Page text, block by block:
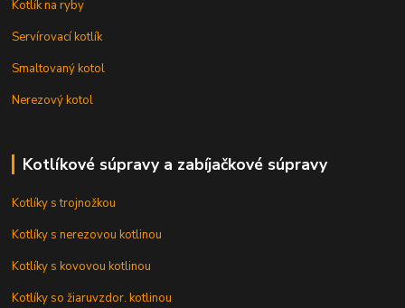
Kotlík na ryby
Servírovací kotlík
Smaltovaný kotol
Nerezový kotol
Kotlíkové súpravy a zabíjačkové súpravy
Kotlíky s trojnožkou
Kotlíky s nerezovou kotlinou
Kotlíky s kovovou kotlinou
Kotlíky so žiaruvzdor. kotlinou